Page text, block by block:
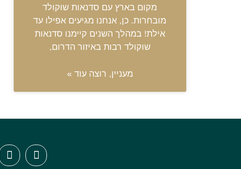
מקום בארץ עם סדנאות שוקולד
מובחרות. כן, אנחנו מגיעים אפילו עד
אילת! במהלך השנים קיימנו סדנאות
שוקולד רבות באיזור הדרום,
מעניין, רוצה עוד »